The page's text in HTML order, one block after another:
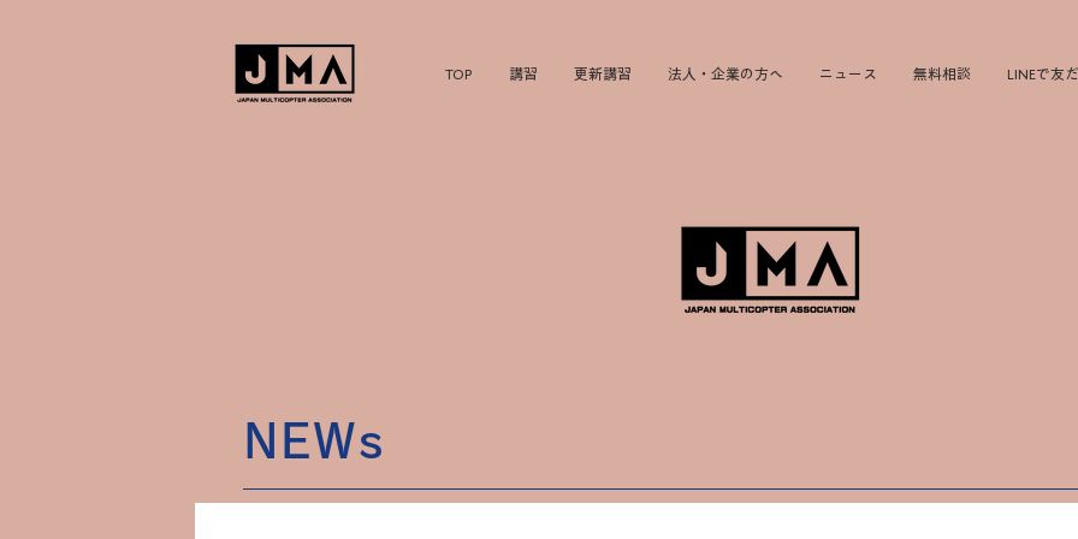
TOP 講習 更新講習 法人・企業の方へ ニュース 無料相談 LINEで友
NEWs